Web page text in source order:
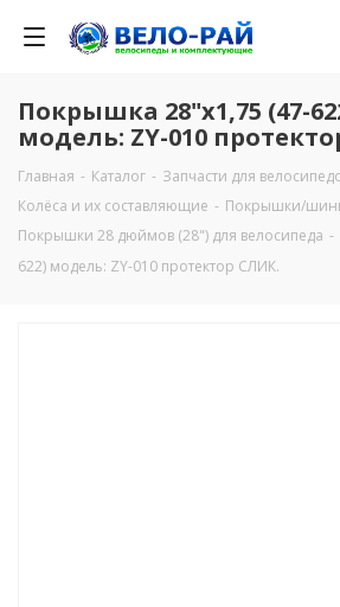
Покрышка 28"х1,75 (47-
модель: ZY-010
Главная - Каталог - Запчасти для
Колёса и их составляющие - Покрышки/
Покрышки 28 дюймов (28") для велосипеда -
622) модель: ZY-010 протектор СЛИК.